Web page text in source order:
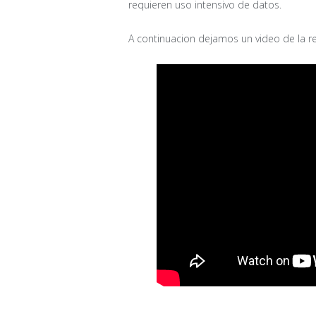
requieren uso intensivo de datos.
A continuacion dejamos un video de la